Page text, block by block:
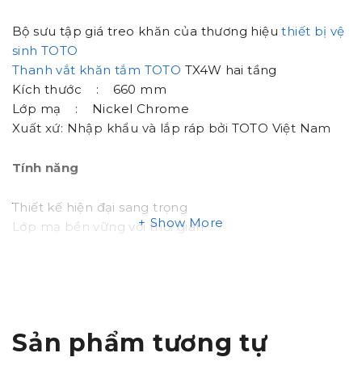
Bộ sưu tập giá treo khăn của thương hiệuthiết bị vệ
sinh TOTO
Thanh vắt khăn tắm TOTO TX4W hai tầng
Kích thước : 660 mm
Lớp mạ : Nickel Chrome
Xuất xứ: Nhập khẩu và lắp ráp bởi TOTO Việt Nam
Tính năng
Thiết kế hiện đại sang trọng
Lớp mạ bền vững với thời gian
Show More
Sản phẩm tương tự